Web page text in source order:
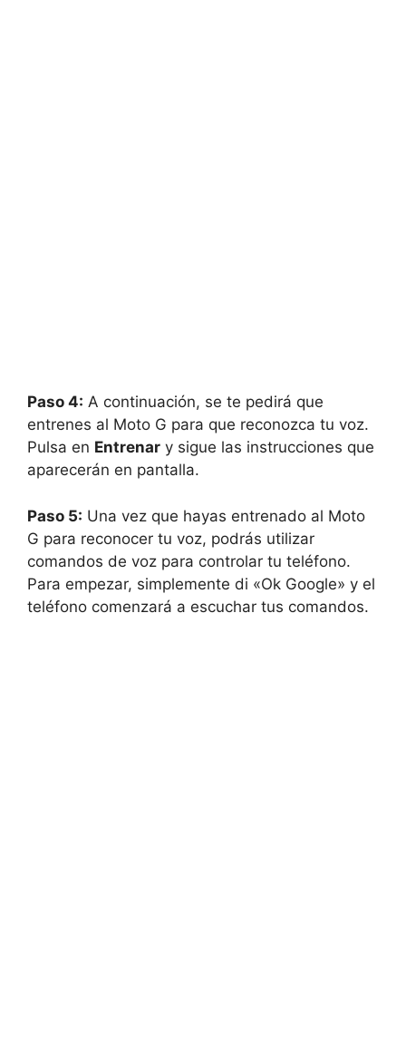
Paso 4: A continuación, se te pedirá que
entrenes al Moto G para que reconozca tu voz.
Pulsa en Entrenar y sigue las instrucciones que
aparecerán en pantalla.
Paso 5: Una vez que hayas entrenado al Moto
G para reconocer tu voz, podrás utilizar
comandos de voz para controlar tu teléfono.
Para empezar, simplemente di «Ok Google» y el
teléfono comenzará a escuchar tus comandos.